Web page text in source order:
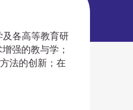
各高等教育研
强的教与学；
法的创新；在